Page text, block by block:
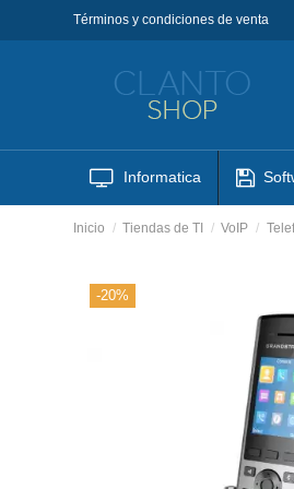
Términos y condiciones de venta
Informatica
Inicio Tiendas de TI VoIP
-20%